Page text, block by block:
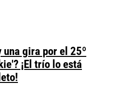
una gira por el 25º
¡El trío lo está